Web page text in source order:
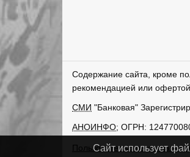
Содержание сайта, кроме
рекомендацией или
СМИ "Банковая"
АНОИНФО; ОГРН:
Пользовательское
Сайт использует